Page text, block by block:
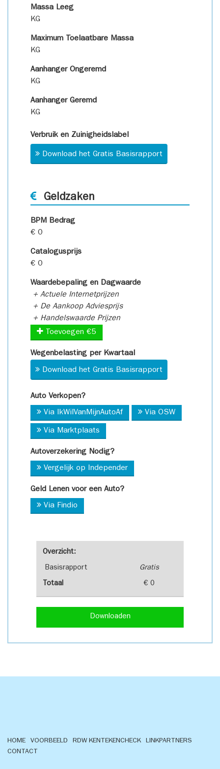
Overzicht:
Basisrapport Gratis
Totaal € 0
Downloaden
Massa Leeg
KG
Maximum Toelaatbare Massa
KG
Aanhanger Ongeremd
KG
Aanhanger Geremd
KG
Verbruik en Zuinigheidslabel
Download het Gratis Basisrapport
Geldzaken
BPM Bedrag
€ 0
Catalogusprijs
€ 0
Waardebepaling en Dagwaarde
+ Actuele Internetprijzen
+ De Aankoop Adviesprijs
+ Handelswaarde Prijzen
Toevoegen €5
Wegenbelasting per Kwartaal
Download het Gratis Basisrapport
Auto Verkopen?
Via IkWilVanMijnAutoAf Via OSW
Via Marktplaats
Autoverzekering Nodig?
Vergelijk op Independer
Geld Lenen voor een Auto?
Via Findio
HOME VOORBEELD RDW KENTEKENCHECK
LINKPARTNERS
CONTACT